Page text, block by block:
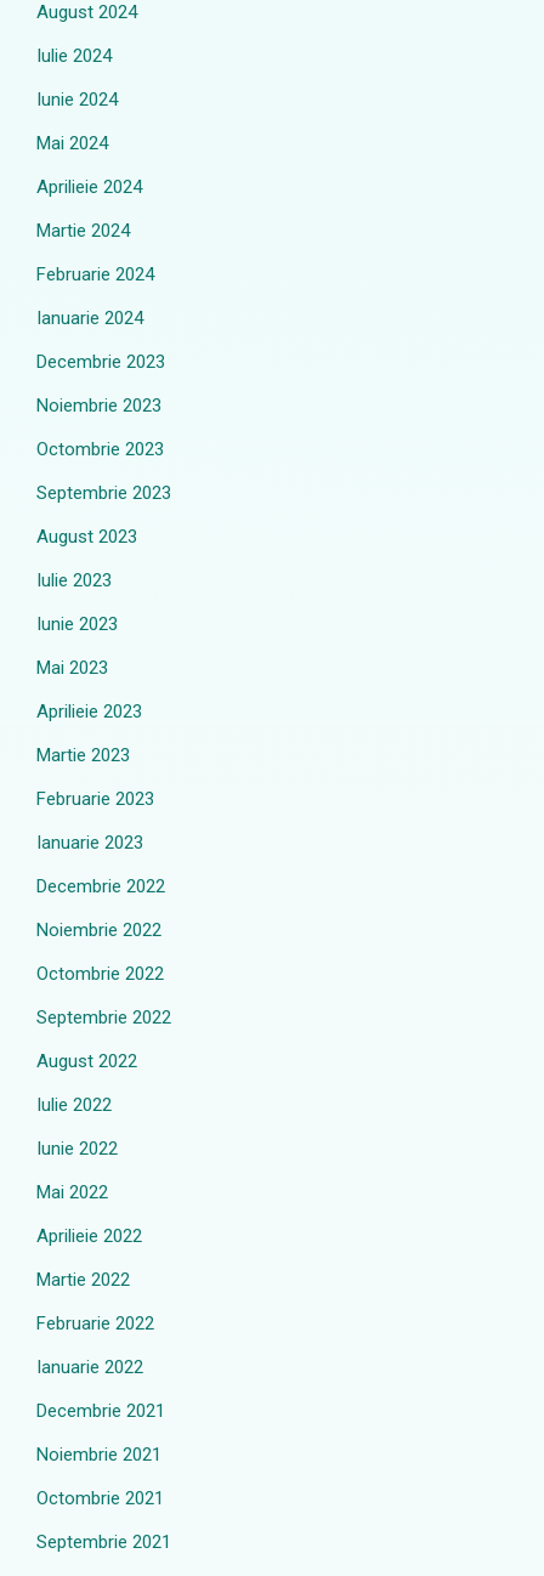
August 2024
Iulie 2024
Iunie 2024
Mai 2024
Aprilieie 2024
Martie 2024
Februarie 2024
Ianuarie 2024
Decembrie 2023
Noiembrie 2023
Octombrie 2023
Septembrie 2023
August 2023
Iulie 2023
Iunie 2023
Mai 2023
Aprilieie 2023
Martie 2023
Februarie 2023
Ianuarie 2023
Decembrie 2022
Noiembrie 2022
Octombrie 2022
Septembrie 2022
August 2022
Iulie 2022
Iunie 2022
Mai 2022
Aprilieie 2022
Martie 2022
Februarie 2022
Ianuarie 2022
Decembrie 2021
Noiembrie 2021
Octombrie 2021
Septembrie 2021